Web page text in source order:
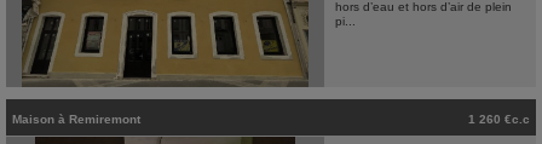
hors d’eau et hors d’air de plein
pi...
Maison à Remiremont 1 260 €c.c